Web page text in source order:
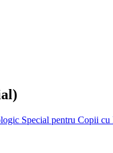
Special pentru Copii